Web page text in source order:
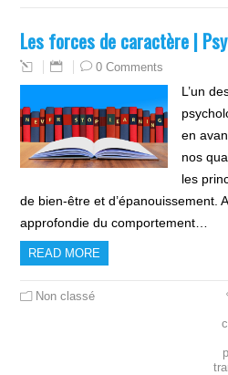
Les forces de caractère |
0 Comments
L’un
en
nos
les
de bien-être et d’épanouissement.
approfondie du comportement…
READ MORE
Non classé